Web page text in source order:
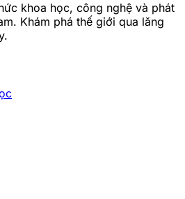
khoa học, công nghệ và phát
Khám phá thế giới qua lăng